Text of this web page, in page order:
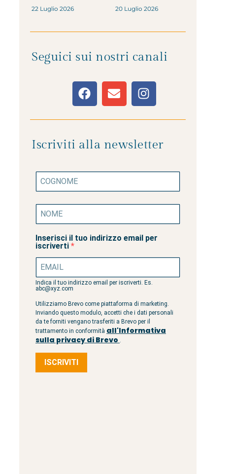
22 Luglio 2026 20 Luglio 2026
Seguici sui nostri canali
Iscriviti alla newsletter
Inserisci il tuo indirizzo email per
iscriverti
Indica il tuo indirizzo email per iscriverti. Es.
abc@xyz.com
Utilizziamo Brevo come piattaforma di marketing.
Inviando questo modulo, accetti che i dati personali
da te forniti vengano trasferiti a Brevo per il
trattamento in conformità all'Informativa
sulla privacy di Brevo
ISCRIVITI